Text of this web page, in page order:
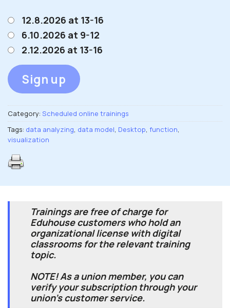
12.8.2026 at 13-16
6.10.2026 at 9-12
2.12.2026 at 13-16
Sign up
Category: Scheduled online trainings
Tags: data analyzing, data model, Desktop, function,
visualization
Trainings are free of charge for
Eduhouse customers who hold an
organizational license with digital
classrooms for the relevant training
topic.
NOTE! As a union member, you can
verify your subscription through your
union's customer service.